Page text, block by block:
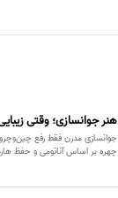
هنر جوانسازی؛ وقتی
جوانسازی مدرن فقط رفع
چهره بر اساس آناتومی و حفظ